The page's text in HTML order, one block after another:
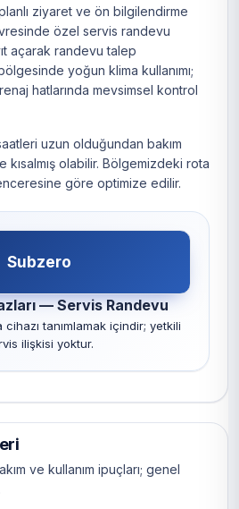
planlı ziyaret ve ön bilgilendirme
özel servis randevu
açarak randevu talep
yoğun klima kullanımı;
hatlarında mevsimsel kontrol
uzun olduğundan bakım
kısalmış olabilir. Bölgemizdeki rota
göre optimize edilir.
Subzero
— Servis Randevu
cihazı tanımlamak içindir; yetkili
ilişkisi yoktur.
ve kullanım ipuçları; genel